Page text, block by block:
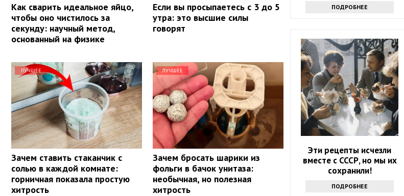
Как сварить идеальное яйцо,
чтобы оно чистилось за
секунду: научный метод,
основанный на физике
Если вы просыпаетесь с 3 до 5
утра: это высшие силы
говорят
ЛУЧШЕЕ
Зачем ставить стаканчик с
солью в каждой комнате:
горничная показала простую
хитрость
ЛУЧШЕЕ
Зачем бросать шарики из
фольги в бачок унитаза:
необычная, но полезная
хитрость
ПОДРОБНЕЕ
Эти рецепты исчезли
вместе с СССР, но мы их
сохранили!
ПОДРОБНЕЕ